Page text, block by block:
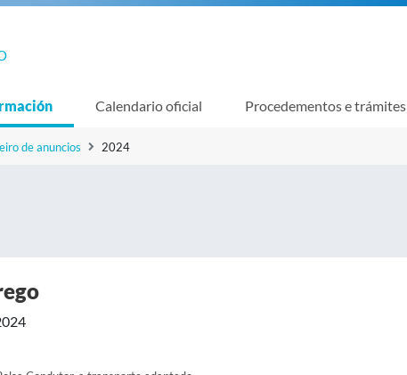
Calendario oficial Procedementos e trámites
de anuncios 2024